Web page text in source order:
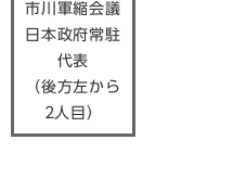
市川軍縮会議
日本政府常駐
代表
（後方左から
2人目）